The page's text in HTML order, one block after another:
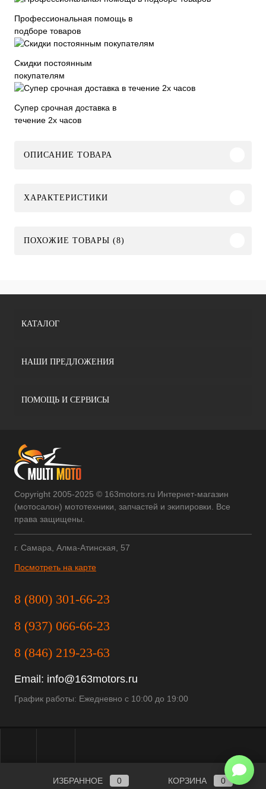
Профессиональная помощь в
подборе товаров
Скидки постоянным
покупателям
Супер срочная доставка в
течение 2х часов
ОПИСАНИЕ ТОВАРА
ХАРАКТЕРИСТИКИ
ПОХОЖИЕ ТОВАРЫ (8)
КАТАЛОГ
НАШИ ПРЕДЛОЖЕНИЯ
ПОМОЩЬ И СЕРВИСЫ
Copyright 2005-2025 © 163motors.ru Интернет-магазин
(мотосалон) мототехники, запчастей и экипировки. Все
права защищены.
г. Самара, Алма-Атинская, 57
Посмотреть на карте
8 (800) 301-66-23
8 (937) 066-66-23
8 (846) 219-23-63
Email: info@163motors.ru
График работы: Ежедневно с 10:00 до 19:00
ИЗБРАННОЕ 0 КОРЗИНА 0